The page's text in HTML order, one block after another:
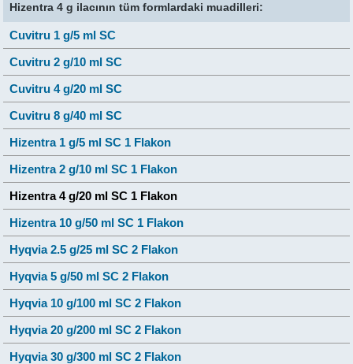
Hizentra 4 g ilacının tüm formlardaki muadilleri:
Cuvitru 1 g/5 ml SC
Cuvitru 2 g/10 ml SC
Cuvitru 4 g/20 ml SC
Cuvitru 8 g/40 ml SC
Hizentra 1 g/5 ml SC 1 Flakon
Hizentra 2 g/10 ml SC 1 Flakon
Hizentra 4 g/20 ml SC 1 Flakon
Hizentra 10 g/50 ml SC 1 Flakon
Hyqvia 2.5 g/25 ml SC 2 Flakon
Hyqvia 5 g/50 ml SC 2 Flakon
Hyqvia 10 g/100 ml SC 2 Flakon
Hyqvia 20 g/200 ml SC 2 Flakon
Hyqvia 30 g/300 ml SC 2 Flakon